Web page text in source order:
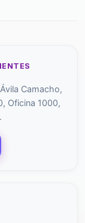
Camacho,
Oficina 1000,